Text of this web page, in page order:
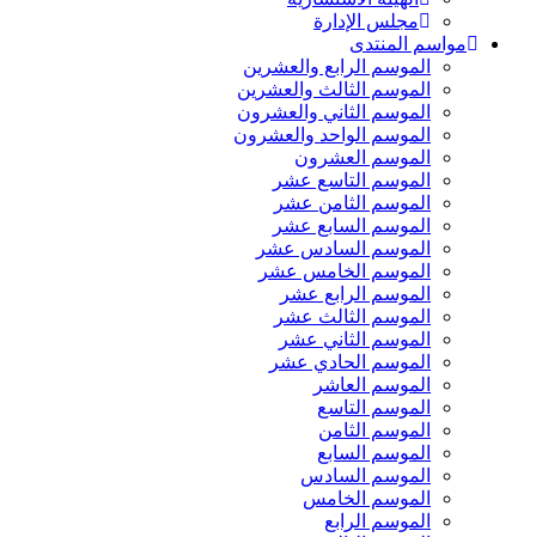
مجلس الإدارة
مواسم المنتدى
الموسم الرابع والعشرين
الموسم الثالث والعشرين
الموسم الثاني والعشرون
الموسم الواحد والعشرون
الموسم العشرون
الموسم التاسع عشر
الموسم الثامن عشر
الموسم السابع عشر
الموسم السادس عشر
الموسم الخامس عشر
الموسم الرابع عشر
الموسم الثالث عشر
الموسم الثاني عشر
الموسم الحادي عشر
الموسم العاشر
الموسم التاسع
الموسم الثامن
الموسم السابع
الموسم السادس
الموسم الخامس
الموسم الرابع